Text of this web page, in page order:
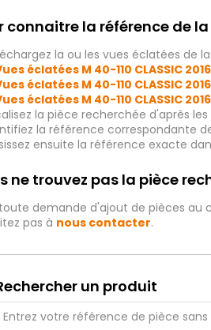
connaitre la référence de
la ou les vues éclatées de
éclatées M 40-110 CLASSIC
éclatées M 40-110 CLASSIC
éclatées M 40-110 CLASSIC
la pièce recherchée d'après
la référence correspondante
ensuite la référence exacte
ne trouvez pas la pièce
demande d'ajout de pièces au
pas à nous contacter.
un produit